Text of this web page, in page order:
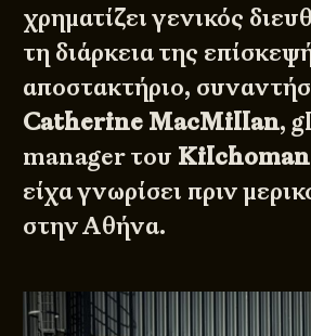
χρηματίζει γενικός
τη διάρκεια της
αποστακτήριο,
Catherine MacMillan,
manager του Kilchoman
είχα γνωρίσει πριν
στην Αθήνα.